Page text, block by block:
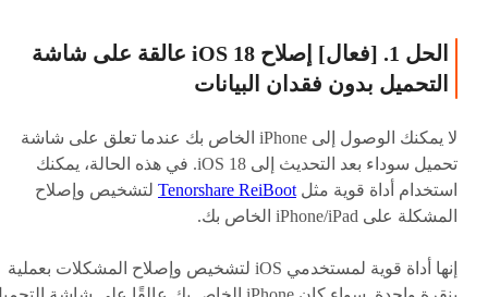
الحل 1. [فعال] إصلاح iOS 18 عالقة على شاشة
التحميل بدون فقدان البيانات
لا يمكنك الوصول إلى iPhone الخاص بك عندما تعلق على شاشة
تحميل سوداء بعد التحديث إلى iOS 18. في هذه الحالة، يمكنك
استخدام أداة قوية مثل Tenorshare ReiBoot لتشخيص وإصلاح
المشكلة على iPhone/iPad الخاص بك.
إنها أداة قوية لمستخدمي iOS لتشخيص وإصلاح المشكلات بعملية